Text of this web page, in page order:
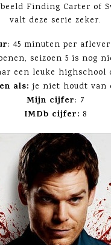
Finding Carter of
valt deze serie zeker.
: 45 minuten per
seizoen 5 is nog
een leuke
als:je niet houdt van
Mijn cijfer: 7
IMDb cijfer: 8